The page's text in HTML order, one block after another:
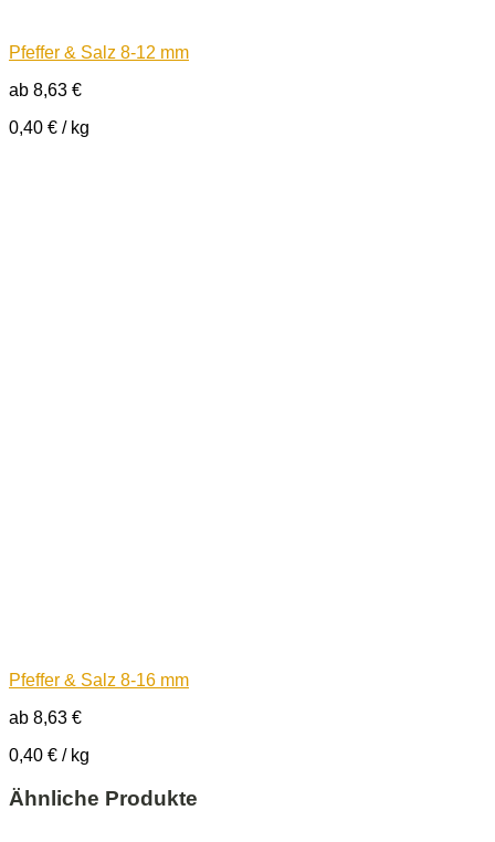
Pfeffer & Salz 8-12 mm
ab 8,63 €
0,40 € / kg
Pfeffer & Salz 8-16 mm
ab 8,63 €
0,40 € / kg
Ähnliche Produkte